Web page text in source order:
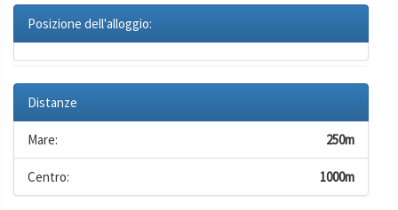
Posizione dell'alloggio:
Distanze
Mare: 250m
Centro: 1000m